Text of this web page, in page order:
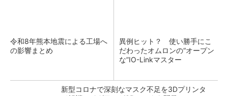
令和8年熊本地震による工場へ
の影響まとめ
異例ヒット？ 使い勝手にこ
だわったオムロンの“オープン
な”IO-Linkマスター
新型コロナで深刻なマスク不足を3Dプリンタ